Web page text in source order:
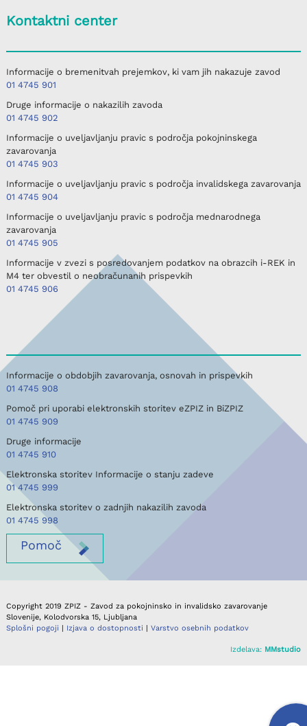
Kontaktni center
Informacije o bremenitvah prejemkov, ki vam jih nakazuje zavod
01 4745 901
Druge informacije o nakazilih zavoda
01 4745 902
Informacije o uveljavljanju pravic s področja pokojninskega
zavarovanja
01 4745 903
Informacije o uveljavljanju pravic s področja invalidskega zavarovanja
01 4745 904
Informacije o uveljavljanju pravic s področja mednarodnega
zavarovanja
01 4745 905
Informacije v zvezi s posredovanjem podatkov na obrazcih i-REK in
M4 ter obvestil o neobračunanih prispevkih
01 4745 906
Informacije o obdobjih zavarovanja, osnovah in prispevkih
01 4745 908
Pomoč pri uporabi elektronskih storitev eZPIZ in BiZPIZ
01 4745 909
Druge informacije
01 4745 910
Elektronska storitev Informacije o stanju zadeve
01 4745 999
Elektronska storitev o zadnjih nakazilih zavoda
01 4745 998
Pomoč
Copyright 2019 ZPIZ - Zavod za pokojninsko in invalidsko zavarovanje
Slovenije, Kolodvorska 15, Ljubljana
Splošni pogoji | Izjava o dostopnosti | Varstvo osebnih podatkov
Izdelava: MMstudio